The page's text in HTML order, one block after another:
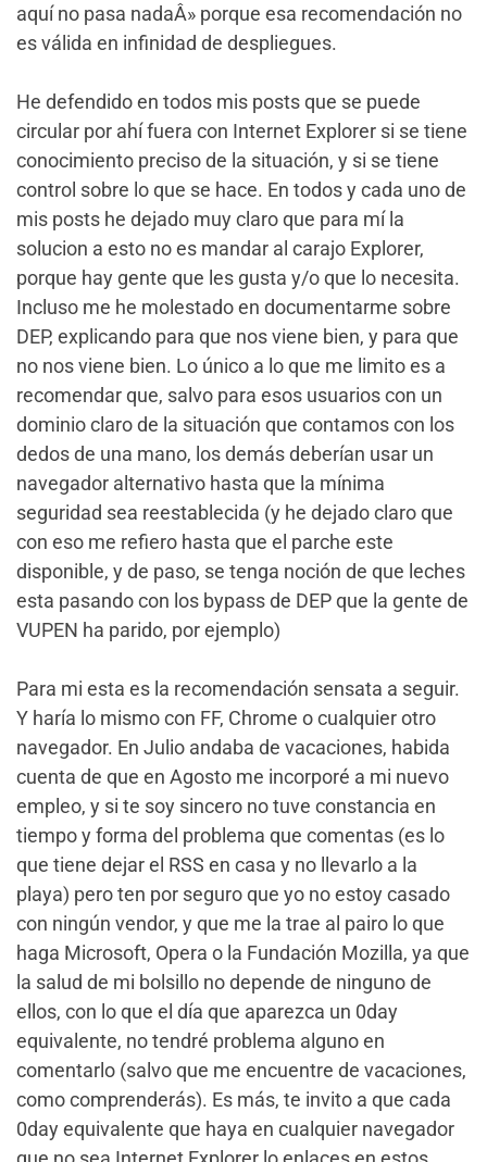
aquí no pasa nadaÂ» porque esa recomendación no
es válida en infinidad de despliegues.
He defendido en todos mis posts que se puede
circular por ahí fuera con Internet Explorer si se tiene
conocimiento preciso de la situación, y si se tiene
control sobre lo que se hace. En todos y cada uno de
mis posts he dejado muy claro que para mí la
solucion a esto no es mandar al carajo Explorer,
porque hay gente que les gusta y/o que lo necesita.
Incluso me he molestado en documentarme sobre
DEP, explicando para que nos viene bien, y para que
no nos viene bien. Lo único a lo que me limito es a
recomendar que, salvo para esos usuarios con un
dominio claro de la situación que contamos con los
dedos de una mano, los demás deberían usar un
navegador alternativo hasta que la mínima
seguridad sea reestablecida (y he dejado claro que
con eso me refiero hasta que el parche este
disponible, y de paso, se tenga noción de que leches
esta pasando con los bypass de DEP que la gente de
VUPEN ha parido, por ejemplo)
Para mi esta es la recomendación sensata a seguir.
Y haría lo mismo con FF, Chrome o cualquier otro
navegador. En Julio andaba de vacaciones, habida
cuenta de que en Agosto me incorporé a mi nuevo
empleo, y si te soy sincero no tuve constancia en
tiempo y forma del problema que comentas (es lo
que tiene dejar el RSS en casa y no llevarlo a la
playa) pero ten por seguro que yo no estoy casado
con ningún vendor, y que me la trae al pairo lo que
haga Microsoft, Opera o la Fundación Mozilla, ya que
la salud de mi bolsillo no depende de ninguno de
ellos, con lo que el día que aparezca un 0day
equivalente, no tendré problema alguno en
comentarlo (salvo que me encuentre de vacaciones,
como comprenderás). Es más, te invito a que cada
0day equivalente que haya en cualquier navegador